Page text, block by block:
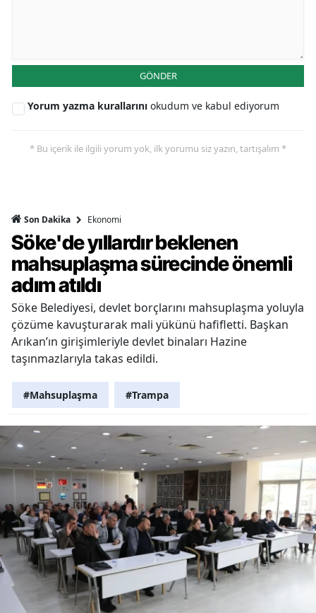
GÖNDER
Yorum yazma kurallarını okudum ve kabul ediyorum
* Bu içerik ile ilgili yorum yok, ilk yorumu siz yazın, tartışalım *
Son Dakika Ekonomi
Söke'de yıllardır beklenen
mahsuplaşma sürecinde önemli
adım atıldı
Söke Belediyesi, devlet borçlarını mahsuplaşma yoluyla
çözüme kavuşturarak mali yükünü hafifletti. Başkan
Arıkan’ın girişimleriyle devlet binaları Hazine
taşınmazlarıyla takas edildi.
#Mahsuplaşma #Trampa